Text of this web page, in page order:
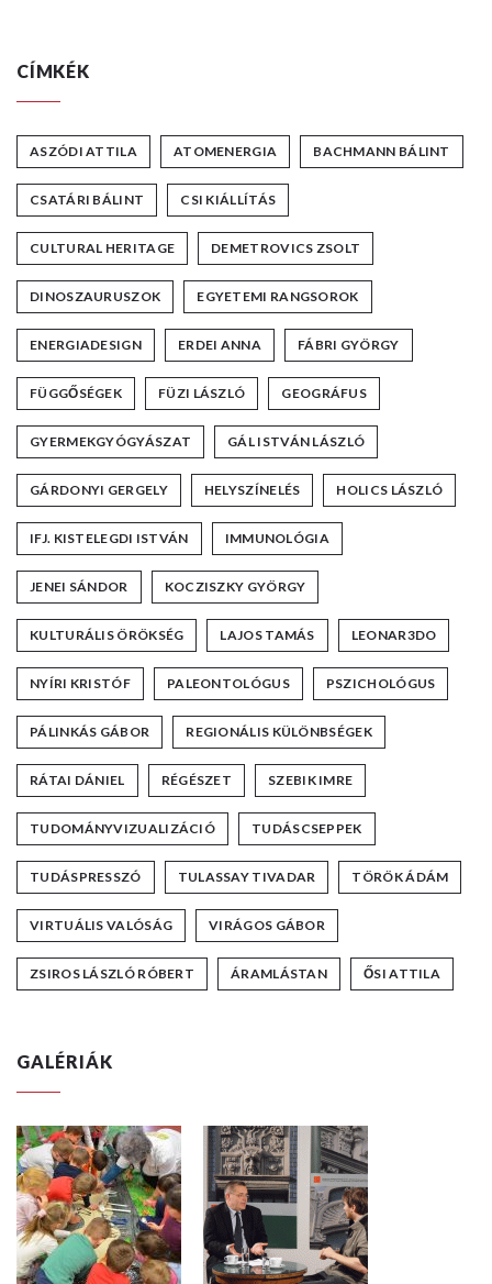
CÍMKÉK
ASZÓDI ATTILA ATOMENERGIA BACHMANN BÁLINT
CSATÁRI BÁLINT CSI KIÁLLÍTÁS
CULTURAL HERITAGE DEMETROVICS ZSOLT
DINOSZAURUSZOK EGYETEMI RANGSOROK
ENERGIADESIGN ERDEI ANNA FÁBRI GYÖRGY
FÜGGŐSÉGEK FÜZI LÁSZLÓ GEOGRÁFUS
GYERMEKGYÓGYÁSZAT GÁL ISTVÁN LÁSZLÓ
GÁRDONYI GERGELY HELYSZÍNELÉS HOLICS LÁSZLÓ
IFJ. KISTELEGDI ISTVÁN IMMUNOLÓGIA
JENEI SÁNDOR KOCZISZKY GYÖRGY
KULTURÁLIS ÖRÖKSÉG LAJOS TAMÁS LEONAR3DO
NYÍRI KRISTÓF PALEONTOLÓGUS PSZICHOLÓGUS
PÁLINKÁS GÁBOR REGIONÁLIS KÜLÖNBSÉGEK
RÁTAI DÁNIEL RÉGÉSZET SZEBIK IMRE
TUDOMÁNYVIZUALIZÁCIÓ TUDÁSCSEPPEK
TUDÁSPRESSZÓ TULASSAY TIVADAR TÖRÖK ÁDÁM
VIRTUÁLIS VALÓSÁG VIRÁGOS GÁBOR
ZSIROS LÁSZLÓ RÓBERT ÁRAMLÁSTAN ŐSI ATTILA
GALÉRIÁK